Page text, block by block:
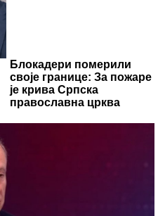
Блокадери померили
своје границе: За пожаре
је крива Српска
православна црква